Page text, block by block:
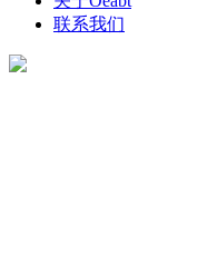
联系我们